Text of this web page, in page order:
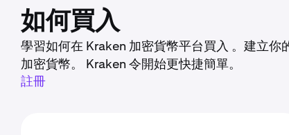
如何買入
學習如何在 Kraken 加密貨幣平台買入 。建立
加密貨幣。 Kraken 令開始更快捷簡單。
註冊